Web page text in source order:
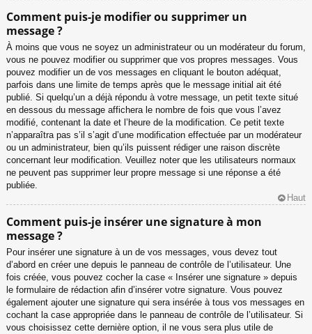
Comment puis-je modifier ou supprimer un
message ?
À moins que vous ne soyez un administrateur ou un modérateur du forum,
vous ne pouvez modifier ou supprimer que vos propres messages. Vous
pouvez modifier un de vos messages en cliquant le bouton adéquat,
parfois dans une limite de temps après que le message initial ait été
publié. Si quelqu’un a déjà répondu à votre message, un petit texte situé
en dessous du message affichera le nombre de fois que vous l’avez
modifié, contenant la date et l’heure de la modification. Ce petit texte
n’apparaîtra pas s’il s’agit d’une modification effectuée par un modérateur
ou un administrateur, bien qu’ils puissent rédiger une raison discrète
concernant leur modification. Veuillez noter que les utilisateurs normaux
ne peuvent pas supprimer leur propre message si une réponse a été
publiée.
Haut
Comment puis-je insérer une signature à mon
message ?
Pour insérer une signature à un de vos messages, vous devez tout
d’abord en créer une depuis le panneau de contrôle de l’utilisateur. Une
fois créée, vous pouvez cocher la case « Insérer une signature » depuis
le formulaire de rédaction afin d’insérer votre signature. Vous pouvez
également ajouter une signature qui sera insérée à tous vos messages en
cochant la case appropriée dans le panneau de contrôle de l’utilisateur. Si
vous choisissez cette dernière option, il ne vous sera plus utile de